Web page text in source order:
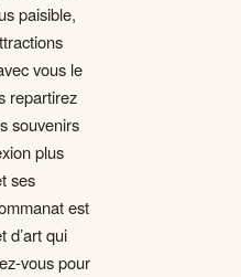
paisible,
vous le
repartirez
souvenirs
plus
ses
est
d’art qui
vous pour